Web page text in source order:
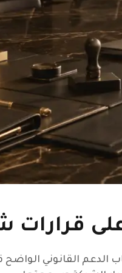
قرارات
القانوني الواضح